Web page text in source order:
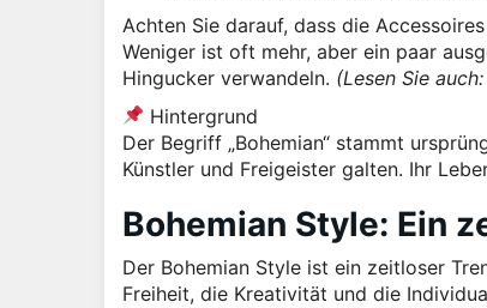
Achten Sie darauf, dass die
Weniger ist oft mehr, aber ein paar
Hingucker verwandeln. (Lesen Sie
Hintergrund
Der Begriff „Bohemian“ stammt
Künstler und Freigeister galten. Ihr
Bohemian Style: Ein
Der Bohemian Style ist ein zeitloser
Freiheit, die Kreativität und die